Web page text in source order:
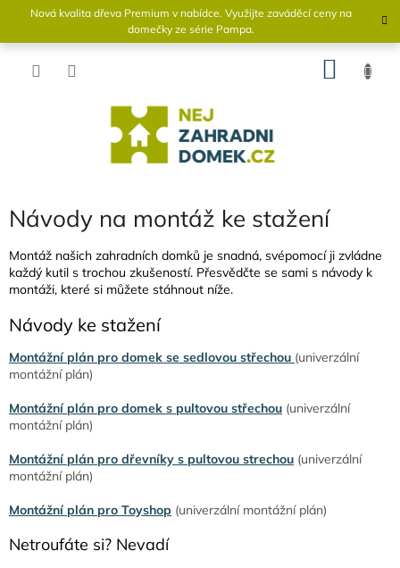
obsah
Nová kvalita dřeva Premium v ​​nabídce. Využijte zaváděcí ceny na
domečky ze série Pampa.
Návody na montáž ke stažení
Montáž našich zahradních domků je snadná, svépomocí ji zvládne
každý kutil s trochou zkušeností. Přesvědčte se sami s návody k
montáži, které si můžete stáhnout níže.
Návody ke stažení
Montážní plán pro domek se sedlovou střechou (univerzální
montážní plán)
Montážní plán pro domek s pultovou střechou (univerzální
montážní plán)
Montážní plán pro dřevníky s pultovou strechou (univerzální
montážní plán)
Montážní plán pro Toyshop (univerzální montážní plán)
Netroufáte si? Nevadí